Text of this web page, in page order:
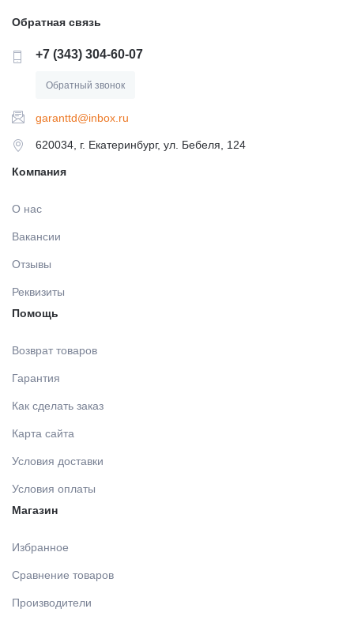
Обратная связь
+7 (343) 304-60-07
Обратный звонок
garanttd@inbox.ru
620034, г. Екатеринбург, ул. Бебеля, 124
Компания
О нас
Вакансии
Отзывы
Реквизиты
Помощь
Возврат товаров
Гарантия
Как сделать заказ
Карта сайта
Условия доставки
Условия оплаты
Магазин
Избранное
Сравнение товаров
Производители